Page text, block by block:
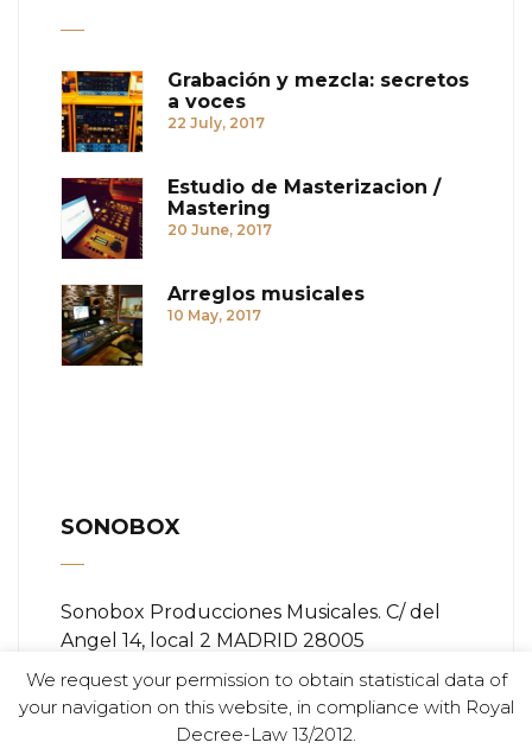
Grabación y mezcla: secretos
a voces
22 July, 2017
Estudio de Masterizacion /
Mastering
20 June, 2017
Arreglos musicales
10 May, 2017
SONOBOX
Sonobox Producciones Musicales. C/ del
Angel 14, local 2 MADRID 28005
Teléfono: + (34) 91 366 84 11
We request your permission to obtain statistical data of
your navigation on this website, in compliance with Royal
Decree-Law 13/2012.